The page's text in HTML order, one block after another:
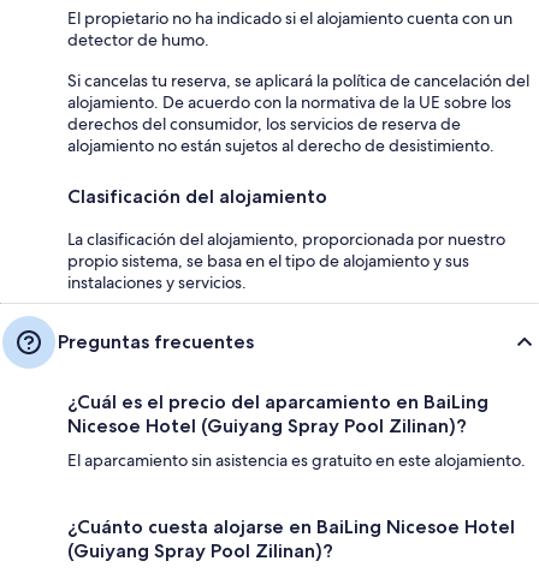
El propietario no ha indicado si el alojamiento cuenta con un
detector de humo.
Si cancelas tu reserva, se aplicará la política de cancelación del
alojamiento. De acuerdo con la normativa de la UE sobre los
derechos del consumidor, los servicios de reserva de
alojamiento no están sujetos al derecho de desistimiento.
Clasificación del alojamiento
La clasificación del alojamiento, proporcionada por nuestro
propio sistema, se basa en el tipo de alojamiento y sus
instalaciones y servicios.
Preguntas frecuentes
¿Cuál es el precio del aparcamiento en BaiLing
Nicesoe Hotel (Guiyang Spray Pool Zilinan)?
El aparcamiento sin asistencia es gratuito en este alojamiento.
¿Cuánto cuesta alojarse en BaiLing Nicesoe Hotel
(Guiyang Spray Pool Zilinan)?